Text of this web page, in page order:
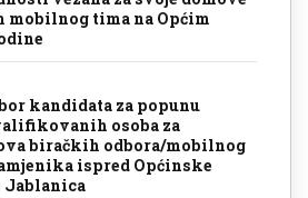
mobilnog tima na Općim
kandidata za popunu
osoba za
biračkih odbora/mobilnog
ispred Općinske